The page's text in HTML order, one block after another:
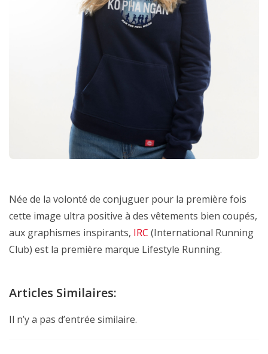
Née de la volonté de conjuguer pour la première fois
cette image ultra positive à des vêtements bien coupés,
aux graphismes inspirants, IRC (International Running
Club) est la première marque Lifestyle Running.
Articles Similaires:
Il n’y a pas d’entrée similaire.